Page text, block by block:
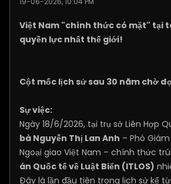
Việt Nam "chính thức có mặt" tại
quyền lực nhất thế giới!
Cột mốc lịch sử sau 30 năm chờ
Sự việc:
Ngày 18/6/2026, tại trụ sở Liên Hợp
bà Nguyễn Thị Lan Anh – Phó
Ngoại giao Việt Nam – chính thức
án Quốc tế về Luật Biển (ITLOS)
Đây là lần đầu tiên trong lịch sử kể từ